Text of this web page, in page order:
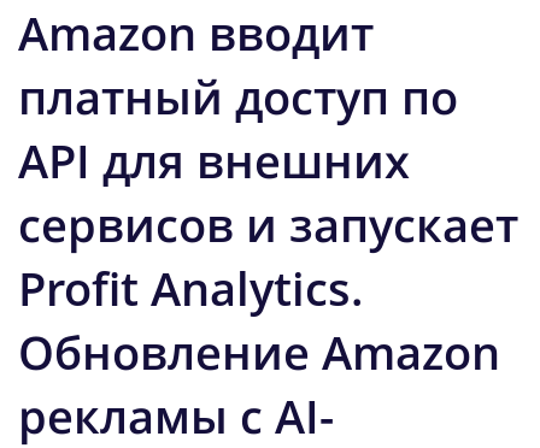
Amazon вводит
платный доступ по
API для внешних
сервисов и запускает
Profit Analytics.
Обновление Amazon
рекламы с AI-